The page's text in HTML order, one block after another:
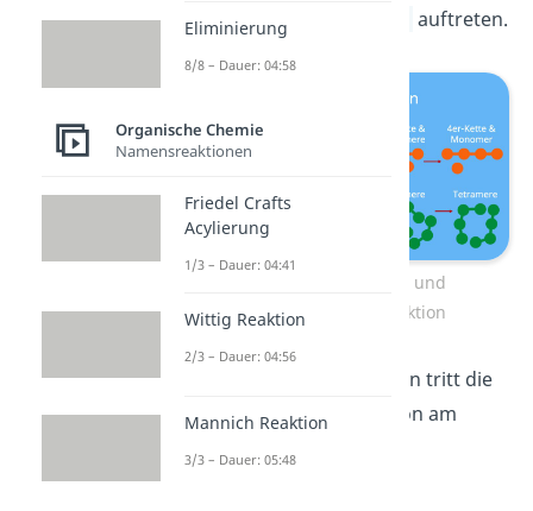
diePolykondensation auftreten.
Kettenpolymerisation und
Stufenwachstumsreaktion
Von allen Polymerisationen tritt die
radikalische Polymerisation am
häufigsten auf.
Eliminierung
8/8 – Dauer: 04:58
Organische Chemie
Namensreaktionen
Friedel Crafts
Acylierung
1/3 – Dauer: 04:41
Wittig Reaktion
2/3 – Dauer: 04:56
Mannich Reaktion
3/3 – Dauer: 05:48